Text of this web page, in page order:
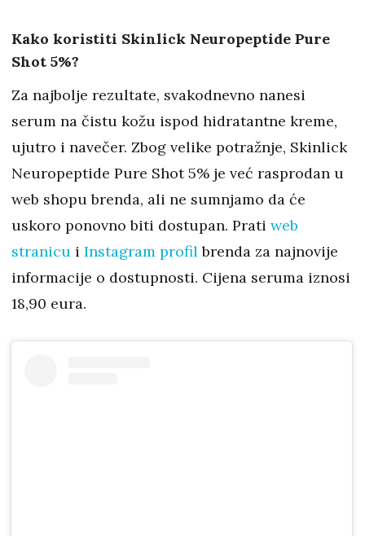
Kako koristiti Skinlick Neuropeptide Pure
Shot 5%?
Za najbolje rezultate, svakodnevno nanesi
serum na čistu kožu ispod hidratantne kreme,
ujutro i navečer. Zbog velike potražnje, Skinlick
Neuropeptide Pure Shot 5% je već rasprodan u
web shopu brenda, ali ne sumnjamo da će
uskoro ponovno biti dostupan. Prati web
stranicu i Instagram profil brenda za najnovije
informacije o dostupnosti. Cijena seruma iznosi
18,90 eura.